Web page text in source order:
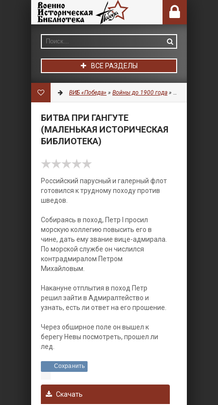
ВСЕ РАЗДЕЛЫ
ВИБ «Победа» » Войны до 1900 года » Литература
БИТВА ПРИ ГАНГУТЕ
(МАЛЕНЬКАЯ ИСТОРИЧЕСКАЯ
БИБЛИОТЕКА)
Российский парусный и галерный флот
готовился к трудному походу против
шведов.
Собираясь в поход, Петр I просил
морскую коллегию повысить его в
чине, дать ему звание вице-адмирала.
По морской службе он числился
контрадмиралом Петром
Михайловым.
Накануне отплытия в поход Петр
решил зайти в Адмиралтейство и
узнать, есть ли ответ на его прошение.
Через обширное поле он вышел к
берегу Невы посмотреть, прошел ли
лед.
Сохранить
Скачать